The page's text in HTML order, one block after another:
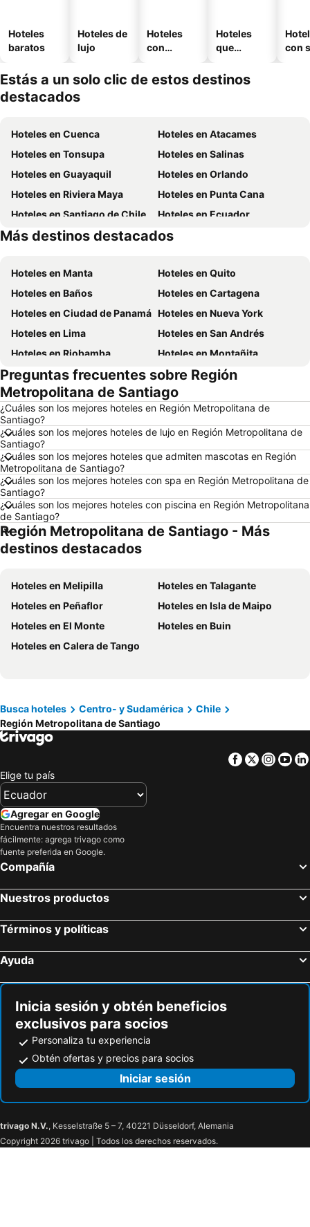
Hoteles
baratos
Hoteles de
lujo
Hoteles
con
Hoteles
que
mascotas
con
Estás a un solo clic de estos destinos
destacados
Hoteles en Cuenca
Hoteles en Atacames
Hoteles en Tonsupa
Hoteles en Salinas
Hoteles en Guayaquil
Hoteles en Orlando
Hoteles en Riviera Maya
Hoteles en Punta Cana
Hoteles en Santiago de Chile
Hoteles en Ecuador
Hoteles en Chicago
Hoteles en Panamá
Más destinos destacados
Hoteles en Manta
Hoteles en Quito
Hoteles en Baños
Hoteles en Cartagena
Hoteles en Ciudad de Panamá Hoteles en Nueva York
Hoteles en Lima
Hoteles en San Andrés
Hoteles en Riobamba
Hoteles en Montañita
Hoteles en Puerto López
Hoteles en Pedernales
Hoteles en Miami
Hoteles en Roma
Hoteles en Ambato
Hoteles en Cojimies
Hoteles en Lisboa
Hoteles en Zorritos
Hoteles en Oporto
Hoteles en México
Hoteles en Galápagos
Hoteles en Esmeraldas
Hoteles en Curazao
Hoteles en Santa Cruz
Hoteles en Colombia
Hoteles en Campania
Hoteles en Manabí
Hoteles en Italia
Hoteles en El Caribe
Hoteles en Lima
Hoteles en Tumbes
Hoteles en Orellana
Hoteles en San Cristóbal
Hoteles en Isla de Santorini
Preguntas frecuentes sobre Región
Metropolitana de Santiago
¿Cuáles son los mejores hoteles en Región Metropolitana de
Santiago?
¿Cuáles son los mejores hoteles de lujo en Región Metropolitana de
Santiago?
¿Cuáles son los mejores hoteles que admiten mascotas en Región
Metropolitana de Santiago?
¿Cuáles son los mejores hoteles con spa en Región Metropolitana de
Santiago?
¿Cuáles son los mejores hoteles con piscina en Región Metropolitana
de Santiago?
Región Metropolitana de Santiago - Más
destinos destacados
Hoteles en Melipilla
Hoteles en Talagante
Hoteles en Peñaflor
Hoteles en Isla de Maipo
Hoteles en El Monte
Hoteles en Buin
Hoteles en Calera de Tango
Busca hoteles Centro- y Sudamérica
Chile
Región Metropolitana de Santiago
Facebook
Twitter
Elige tu país
Agregar en Google
Encuentra nuestros resultados
fácilmente: agrega trivago como
fuente preferida en Google.
Compañía
Nuestros productos
Términos y políticas
Ayuda
Inicia sesión y obtén beneficios
exclusivos para socios
Personaliza tu experiencia
Obtén ofertas y precios para socios
Iniciar sesión
trivago N.V., Kesselstraße 5 – 7, 40221 Düsseldorf, Alemania
Copyright 2026 trivago | Todos los derechos reservados.